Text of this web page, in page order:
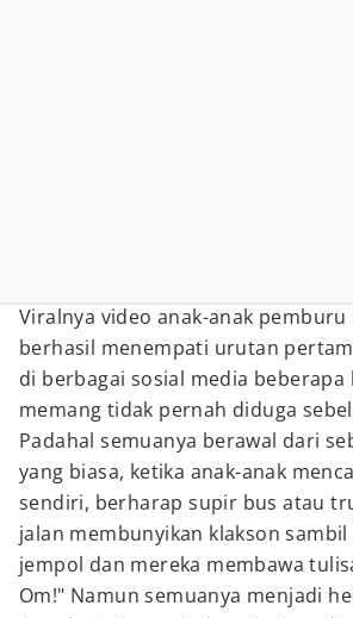
Viralnya video anak-anak pemburu
berhasil menempati urutan
di berbagai sosial media beberapa
memang tidak pernah diduga
Padahal semuanya berawal dari
yang biasa, ketika anak-anak
sendiri, berharap supir bus atau
jalan membunyikan klakson
jempol dan mereka membawa
Om!" Namun semuanya menjadi